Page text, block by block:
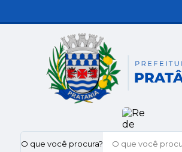
O que você procura?